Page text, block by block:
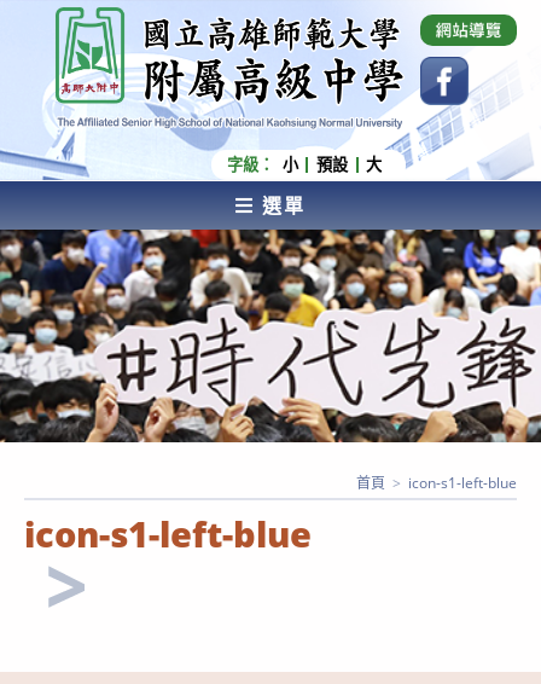
內
容
國立高雄師範大學附屬高級中學 Affiliated Senior
High School of National Kaohsiung Normal
University
字級： 小 預設 大
選單
AFFILIATED SENIOR HIGH SCHOOL OF NATIONAL
KAOHSIUNG NORMAL UNIVERSITY
icon-s1-left-blue
首頁 > icon-s1-left-blue